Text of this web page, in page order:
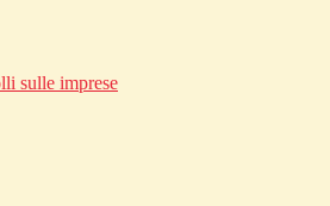
sulle imprese